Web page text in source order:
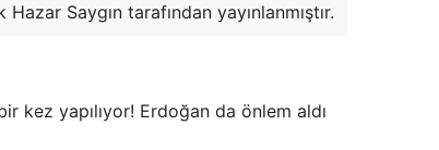
Hazar Saygın tarafından yayınlanmıştır.
kez yapılıyor! Erdoğan da önlem aldı